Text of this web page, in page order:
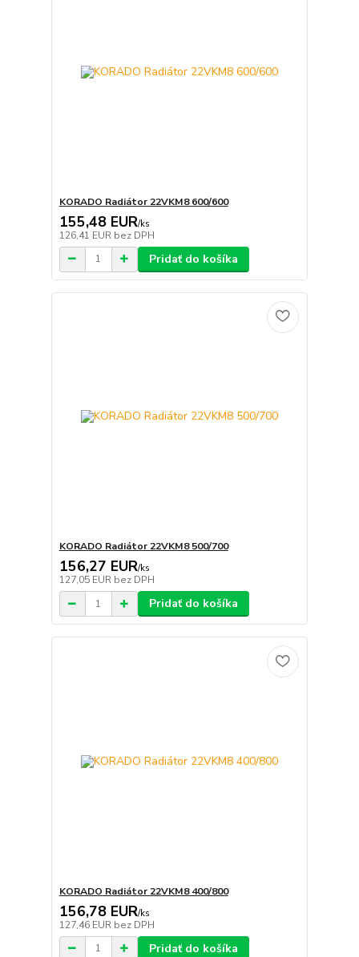
KORADO Radiátor 22VKM8 600/600
155,48 EUR/ks
126,41 EUR bez DPH
Pridať do košíka
KORADO Radiátor 22VKM8 500/700
156,27 EUR/ks
127,05 EUR bez DPH
Pridať do košíka
KORADO Radiátor 22VKM8 400/800
156,78 EUR/ks
127,46 EUR bez DPH
Pridať do košíka